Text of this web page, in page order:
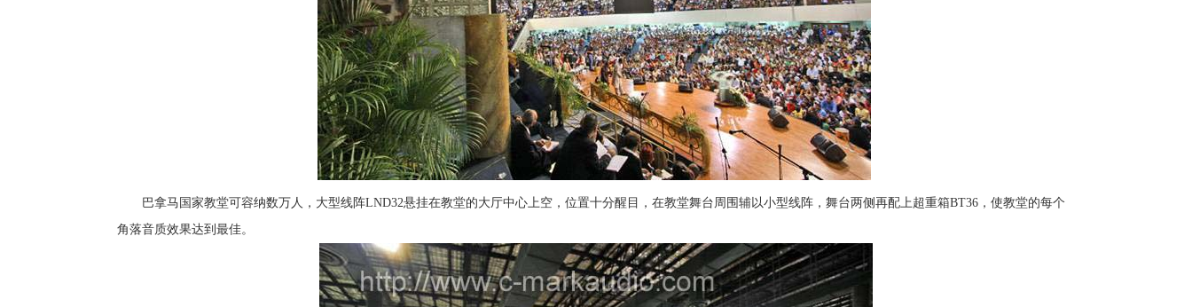
巴拿马国家教堂可容纳数万人，大型线阵LND32悬挂在教堂的大厅中心上空，位置十分醒目，在教堂舞台周围辅以小型线阵，舞台两侧再配上超重箱BT36，使教堂的每个
角落音质效果达到最佳。